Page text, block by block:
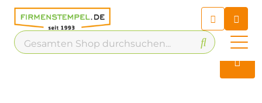
Chatbot
Chatten Sie 24/7 mit unserem
hilfreichen Chatbot
Kontakt